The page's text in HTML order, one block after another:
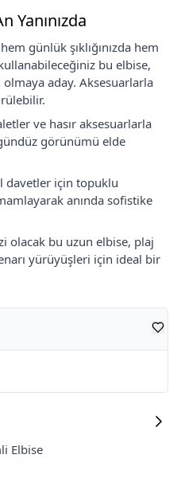
Yanınızda
günlük şıklığınızda hem
bu elbise,
olmaya aday. Aksesuarlarla
ve hasır aksesuarlarla
görünümü elde
davetler için topuklu
anında sofistike
olacak bu uzun elbise, plaj
yürüyüşleri için ideal bir
Elbise